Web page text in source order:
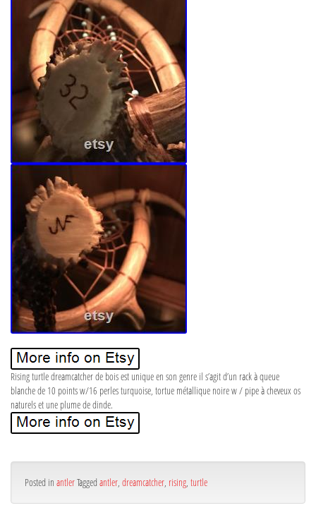
Rising turtle dreamcatcher de bois est unique en son genre il s’agit d’un rack à queue
blanche de 10 points w/16 perles turquoise, tortue métallique noire w / pipe à cheveux os
naturels et une plume de dinde.
Posted in antlerTagged antler, dreamcatcher, rising, turtle